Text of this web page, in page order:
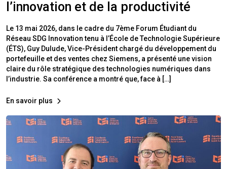
l’innovation et de la productivité
Le 13 mai 2026, dans le cadre du 7ème Forum Étudiant du
Réseau SDG Innovation tenu à l’École de Technologie Supérieure
(ÉTS), Guy Dulude, Vice-Président chargé du développement du
portefeuille et des ventes chez Siemens, a présenté une vision
claire du rôle stratégique des technologies numériques dans
l’industrie. Sa conférence a montré que, face à […]
En savoir plus